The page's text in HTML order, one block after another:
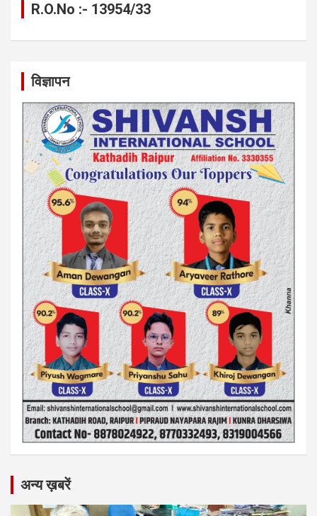
R.O.No :- 13954/33
विज्ञापन
अन्य ख़बरें